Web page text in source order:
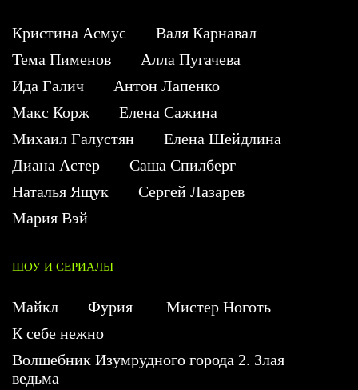
Кристина Асмус
Валя Карнавал
Тема Пименов
Алла Пугачева
Ида Галич
Антон Лапенко
Макс Корж
Елена Сажина
Михаил Галустян
Елена Шейдлина
Диана Астер
Саша Спилберг
Наталья Ящук
Сергей Лазарев
Мария Вэй
ШОУ И СЕРИАЛЫ
Майкл Фурия
Мистер Ноготь
К себе нежно
Волшебник Изумрудного города 2. Злая
ведьма